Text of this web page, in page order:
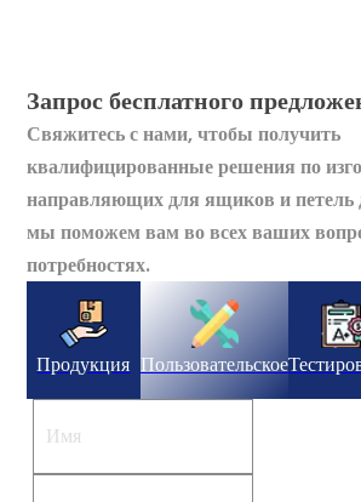
Запрос бесплатного
Свяжитесь с нами, чтобы получить
квалифицированные решения по
направляющих для ящиков и
мы поможем вам во всех ваших
потребностях.
Продукция Пользовательское